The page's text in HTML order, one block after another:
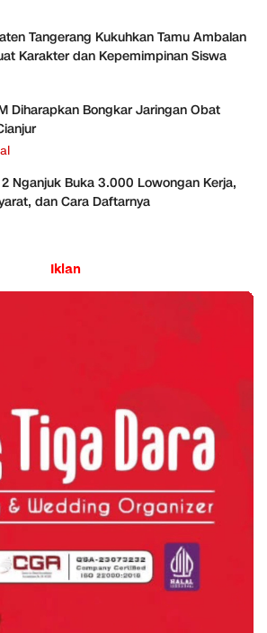
Tangerang Kukuhkan Tamu Ambalan
Karakter dan Kepemimpinan Siswa
Diharapkan Bongkar Jaringan Obat
Nganjuk Buka 3.000 Lowongan Kerja,
dan Cara Daftarnya
Iklan